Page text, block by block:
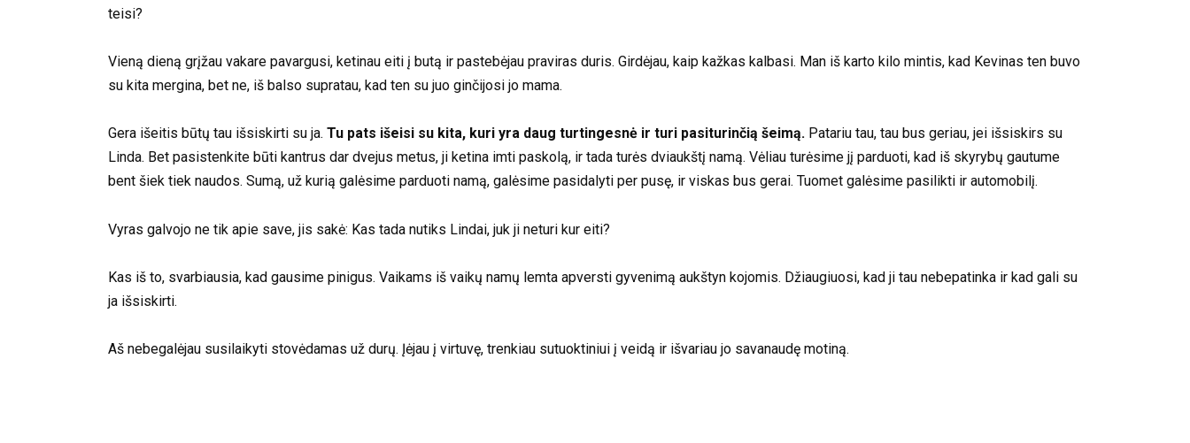
teisi?
Vieną dieną grįžau vakare pavargusi, ketinau eiti į butą ir pastebėjau praviras duris. Girdėjau, kaip kažkas kalbasi. Man iš karto kilo mintis, kad Kevinas ten buvo
su kita mergina, bet ne, iš balso supratau, kad ten su juo ginčijosi jo mama.
Gera išeitis būtų tau išsiskirti su ja. Tu pats išeisi su kita, kuri yra daug turtingesnė ir turi pasiturinčią šeimą. Patariu tau, tau bus geriau, jei išsiskirs su
Linda. Bet pasistenkite būti kantrus dar dvejus metus, ji ketina imti paskolą, ir tada turės dviaukštį namą. Vėliau turėsime jį parduoti, kad iš skyrybų gautume
bent šiek tiek naudos. Sumą, už kurią galėsime parduoti namą, galėsime pasidalyti per pusę, ir viskas bus gerai. Tuomet galėsime pasilikti ir automobilį.
Vyras galvojo ne tik apie save, jis sakė: Kas tada nutiks Lindai, juk ji neturi kur eiti?
Kas iš to, svarbiausia, kad gausime pinigus. Vaikams iš vaikų namų lemta apversti gyvenimą aukštyn kojomis. Džiaugiuosi, kad ji tau nebepatinka ir kad gali su
ja išsiskirti.
Aš nebegalėjau susilaikyti stovėdamas už durų. Įėjau į virtuvę, trenkiau sutuoktiniui į veidą ir išvariau jo savanaudę motiną.